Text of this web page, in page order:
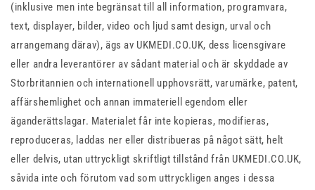
(inklusive men inte begränsat till all information, programvara,
text, displayer, bilder, video och ljud samt design, urval och
arrangemang därav), ägs av UKMEDI.CO.UK, dess licensgivare
eller andra leverantörer av sådant material och är skyddade av
Storbritannien och internationell upphovsrätt, varumärke, patent,
affärshemlighet och annan immateriell egendom eller
äganderättslagar. Materialet får inte kopieras, modifieras,
reproduceras, laddas ner eller distribueras på något sätt, helt
eller delvis, utan uttryckligt skriftligt tillstånd från UKMEDI.CO.UK,
såvida inte och förutom vad som uttryckligen anges i dessa